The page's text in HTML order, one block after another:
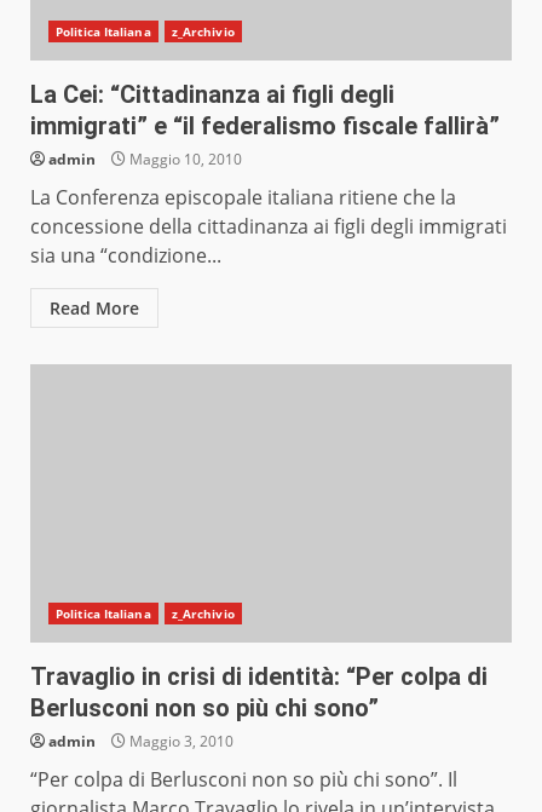
Politica Italiana z_Archivio
La Cei: “Cittadinanza ai figli degli
immigrati” e “il federalismo fiscale fallirà”
admin Maggio 10, 2010
La Conferenza episcopale italiana ritiene che la
concessione della cittadinanza ai figli degli immigrati
sia una “condizione...
Read More
Politica Italiana z_Archivio
Travaglio in crisi di identità: “Per colpa di
Berlusconi non so più chi sono”
admin Maggio 3, 2010
“Per colpa di Berlusconi non so più chi sono”. Il